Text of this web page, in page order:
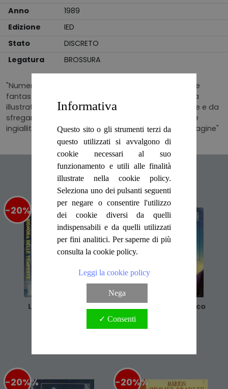
Anno
1989
Edizione
IED
Stato
DISCRETO
Legatura
BROSSURA
"Numero ""30"" della collana ""Biblioteca di avventure
fantastiche"". Traduzione di Riccardo Valla. Brossura
illustrata presentante lievi segni di usura da scaffale e da
sfregamento. Pagine godibili anche se leggermente
ingiallite dal tempo in particolare ai tagli. Numero pagine"
Articoli suggeriti
-20%%
La Signora Delle
-20%
La Donna Del Falco
-20%% -20%%
Informativa
Questo sito o gli strumenti terzi da
questo utilizzati si avvalgono di
cookie necessari al suo
funzionamento e utili alle finalità
illustrate nella cookie policy.
Seleziona uno dei pulsanti seguenti
per negare o consentire l'utilizzo
dei cookie diversi da quelli
indispensabili e da quelli utilizzati
per fini analitici. Per saperne di più
consulta la cookie policy.
Leggi la cookie policy
Nega
✓ Consenti